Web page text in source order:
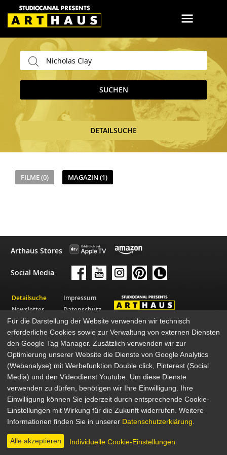
SUCHEN
DETAILSUCHE
FILME (0) MAGAZIN (1)
Arthaus Stores
Social Media
Detailsuche
Newsletter
Über Arthaus
Presse
Impressum
Datenschutz
AGB
© 2026 STUDIOCANAL GmbH
Für die Darstellung der Website verwenden wir technisch
erforderliche Cookies sowie zur Verwaltung von externen Diensten
den Google Tag Manager. Zusätzlich verwenden wir zur
Optimierung unserer Website die Dienste von Google Analytics
(Webanalyse) mit Werbefunktion Double click, Pinterest (Social
Media) und den Videodienst Youtube. Um diese Dienste
verwenden zu dürfen, benötigen wir Ihre Einwilligung. Ihre
Einwilligung können Sie jederzeit durch entsprechende Cookie-
Einstellungen mit Wirkung für die Zukunft widerrufen. Weitere
Informationen finden Sie in unserer Datenschutzerklärung
Alle akzeptieren Individuelle Cookie-Einstellungen